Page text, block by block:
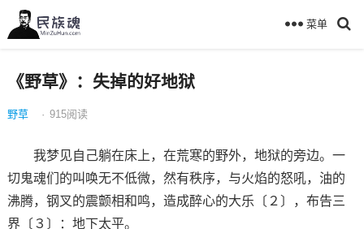
菜单
《野草》：失掉的好地狱
野草 · 915阅读
我梦见自己躺在床上，在荒寒的野外，地狱的旁边。一
切鬼魂们的叫唤无不低微，然有秩序，与火焰的怒吼，油的
沸腾，钢叉的震颤相和鸣，造成醉心的大乐〔２〕，布告三
界〔３〕：地下太平。